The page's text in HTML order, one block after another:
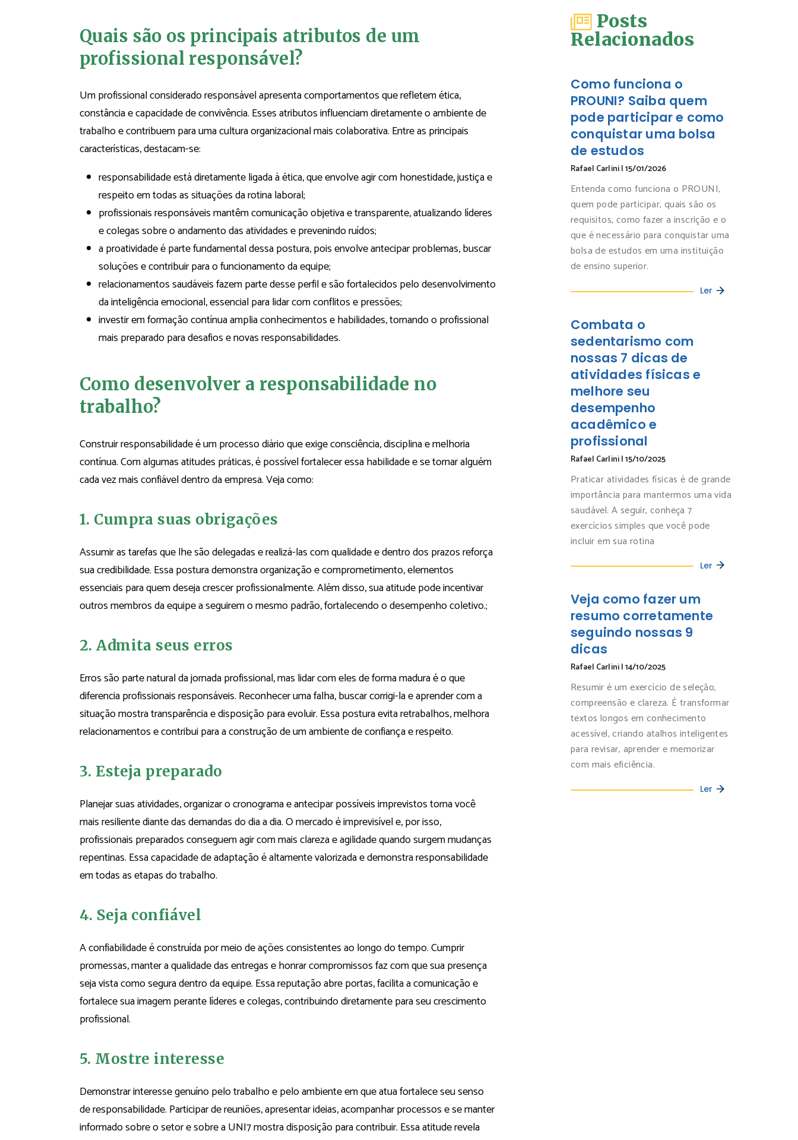
Quais são os principais atributos de um
profissional responsável?
Um profissional considerado responsável apresenta comportamentos que refletem ética,
constância e capacidade de convivência. Esses atributos influenciam diretamente o ambiente de
trabalho e contribuem para uma cultura organizacional mais colaborativa. Entre as principais
características, destacam-se:
responsabilidade está diretamente ligada à ética, que envolve agir com honestidade, justiça e
respeito em todas as situações da rotina laboral;
profissionais responsáveis mantêm comunicação objetiva e transparente, atualizando líderes
e colegas sobre o andamento das atividades e prevenindo ruídos;
a proatividade é parte fundamental dessa postura, pois envolve antecipar problemas, buscar
soluções e contribuir para o funcionamento da equipe;
relacionamentos saudáveis fazem parte desse perfil e são fortalecidos pelo desenvolvimento
da inteligência emocional, essencial para lidar com conflitos e pressões;
investir em formação contínua amplia conhecimentos e habilidades, tornando o profissional
mais preparado para desafios e novas responsabilidades.
Como desenvolver a responsabilidade no
trabalho?
Construir responsabilidade é um processo diário que exige consciência, disciplina e melhoria
contínua. Com algumas atitudes práticas, é possível fortalecer essa habilidade e se tornar alguém
cada vez mais confiável dentro da empresa. Veja como:
1. Cumpra suas obrigações
Assumir as tarefas que lhe são delegadas e realizá-las com qualidade e dentro dos prazos reforça
sua credibilidade. Essa postura demonstra organização e comprometimento, elementos
essenciais para quem deseja crescer profissionalmente. Além disso, sua atitude pode incentivar
outros membros da equipe a seguirem o mesmo padrão, fortalecendo o desempenho coletivo.;
2. Admita seus erros
Erros são parte natural da jornada profissional, mas lidar com eles de forma madura é o que
diferencia profissionais responsáveis. Reconhecer uma falha, buscar corrigi-la e aprender com a
situação mostra transparência e disposição para evoluir. Essa postura evita retrabalhos, melhora
relacionamentos e contribui para a construção de um ambiente de confiança e respeito.
3. Esteja preparado
Planejar suas atividades, organizar o cronograma e antecipar possíveis imprevistos torna você
mais resiliente diante das demandas do dia a dia. O mercado é imprevisível e, por isso,
profissionais preparados conseguem agir com mais clareza e agilidade quando surgem mudanças
repentinas. Essa capacidade de adaptação é altamente valorizada e demonstra responsabilidade
em todas as etapas do trabalho.
4. Seja confiável
A confiabilidade é construída por meio de ações consistentes ao longo do tempo. Cumprir
promessas, manter a qualidade das entregas e honrar compromissos faz com que sua presença
seja vista como segura dentro da equipe. Essa reputação abre portas, facilita a comunicação e
fortalece sua imagem perante líderes e colegas, contribuindo diretamente para seu crescimento
profissional.
5. Mostre interesse
Demonstrar interesse genuíno pelo trabalho e pelo ambiente em que atua fortalece seu senso
de responsabilidade. Participar de reuniões, apresentar ideias, acompanhar processos e se manter
informado sobre o setor e sobre a UNI7 mostra disposição para contribuir. Essa atitude revela
Posts
Relacionados
Como funciona o
PROUNI? Saiba quem
pode participar e como
conquistar uma bolsa
de estudos
Rafael Carlini|15/01/2026
Entenda como funciona o PROUNI,
quem pode participar, quais são os
requisitos, como fazer a inscrição e o
que é necessário para conquistar uma
bolsa de estudos em uma instituição
de ensino superior.
Ler
Combata o
sedentarismo com
nossas 7 dicas de
atividades físicas e
melhore seu
desempenho
acadêmico e
profissional
Rafael Carlini|15/10/2025
Praticar atividades físicas é de grande
importância para mantermos uma vida
saudável. A seguir, conheça 7
exercícios simples que você pode
incluir em sua rotina
Ler
Veja como fazer um
resumo corretamente
seguindo nossas 9
dicas
Rafael Carlini|14/10/2025
Resumir é um exercício de seleção,
compreensão e clareza. É transformar
textos longos em conhecimento
acessível, criando atalhos inteligentes
para revisar, aprender e memorizar
com mais eficiência.
Ler